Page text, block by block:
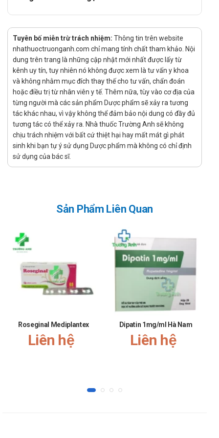
Quên liều:
Hạn chế quên liều để đảm bảo hiệu quả tốt nhất khi sử
dụng sản phẩm.
Nếu đã quên liều hãy sử dụng ngay khi nhớ ra, không sử
dụng gộp những liều đã quên.
Chống chỉ định của Nitralmyl 0,3
Huyết áp thấp, truỵ tim mạch. Thiếu máu nặng. Tăng áp lực
nội sọ do chấn thương đầu hoặc xuất huyết não. Nhồi máu cơ
tim thất phải. Hẹp van động mạch chủ, bệnh cơ tim phì đại tắc
nghẽn. Viêm màng ngoài tim co thắt. Dị ứng với các nitrat hữu
Thường gặp:Toàn thân (đau đầu, chóng mặt); Tuần hoàn (tim
Ít gặp:Tiêu hoá (buồn nôn).
Hiếm gặp:Toàn thân (ngất); Tuần hoàn (tím tái,
methemoglobin huyết); Vị giác (mất vị giác).
Tương tác
Dùng rượu đồng thời với Nitroglycerin có thể gây nên hạ huyết
Các thuốc chống tăng huyết áp, giãn mạch, lợi tiểu đều có thể
làm tăng tác dụng hạ huyết áp của thuốc gây nên đặc biệt ở
Tuyên bố miễn trừ trách nhiệm: Thông tin trên website
nhathuoctruonganh.com chỉ mang tính chất tham khảo. Nội
dung trên trang là những cập nhật mới nhất được lấy từ
kênh uy tín, tuy nhiên nó không được xem là tư vấn y khoa
và không nhằm mục đích thay thế cho tư vấn, chẩn đoán
hoặc điều trị từ nhân viên y tế. Thêm nữa, tùy vào cơ địa của
từng người mà các sản phẩm Dược phẩm sẽ xảy ra tương
tác khác nhau, vì vậy không thể đảm bảo nội dung có đầy đủ
tương tác có thể xảy ra. Nhà thuốc Trường Anh sẽ không
chịu trách nhiệm với bất cứ thiệt hại hay mất mát gì phát
sinh khi bạn tự ý sử dụng Dược phẩm mà không có chỉ định
sử dụng của bác sĩ.
Sản Phẩm Liên Quan
Roseginal Mediplantex
Liên hệ
Dipatin 1mg/ml Hà Nam
Liên hệ